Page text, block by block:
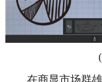
在商显市场群雄